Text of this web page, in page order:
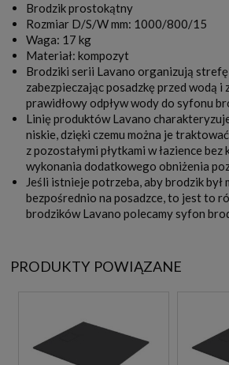
Brodzik prostokątny
Rozmiar D/S/W mm: 1000/800/15
Waga: 17 kg
Materiał: kompozyt
Brodziki serii Lavano organizują
zabezpieczając posadzkę przed wodą i
prawidłowy odpływ wody do syfonu
Linię produktów Lavano
niskie, dzięki czemu można je
z pozostałymi płytkami w łazience bez
wykonania dodatkowego obniżenia
Jeśli istnieje potrzeba, aby brodzik był
bezpośrednio na posadzce, to jest to
brodzików Lavano polecamy syfon
PRODUKTY POWIĄZANE